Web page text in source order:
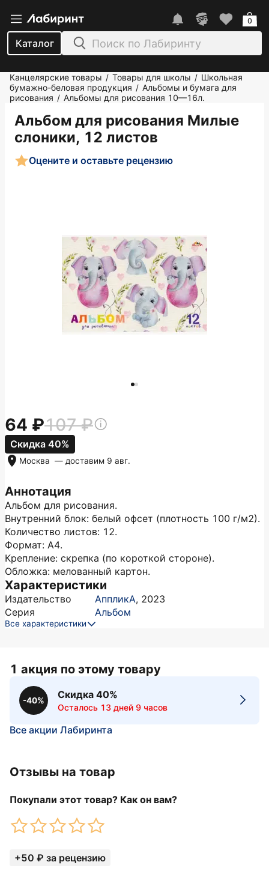
Каталог
0
Канцелярские товары / Товары для школы / Школьная
бумажно-беловая продукция / Альбомы и бумага для
рисования / Альбомы для рисования 10—16л.
Альбом для рисования Милые
слоники, 12 листов
Оцените и оставьте рецензию
Аннотация
Альбом для рисования.
Внутренний блок: белый офсет (плотность 100 г/м2).
Количество листов: 12.
Формат: А4.
Крепление: скрепка (по короткой стороне).
Обложка: мелованный картон.
Характеристики
Издательство АппликА, 2023
Серия
Альбом
Все характеристики
64 107
Скидка 40%
Москва — доставим 9 авг.
1 акция по этому товару
-40%
Скидка 40%
Осталось 13 дней 9 часов
Все акции Лабиринта
Отзывы на товар
Покупали этот товар? Как он вам?
+50 ₽ за рецензию